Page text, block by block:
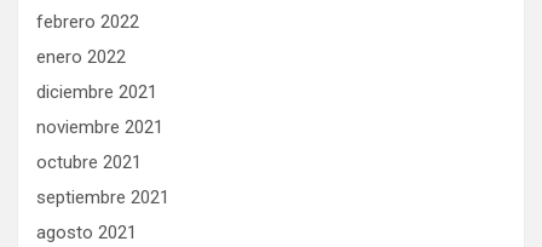
febrero 2022
enero 2022
diciembre 2021
noviembre 2021
octubre 2021
septiembre 2021
agosto 2021